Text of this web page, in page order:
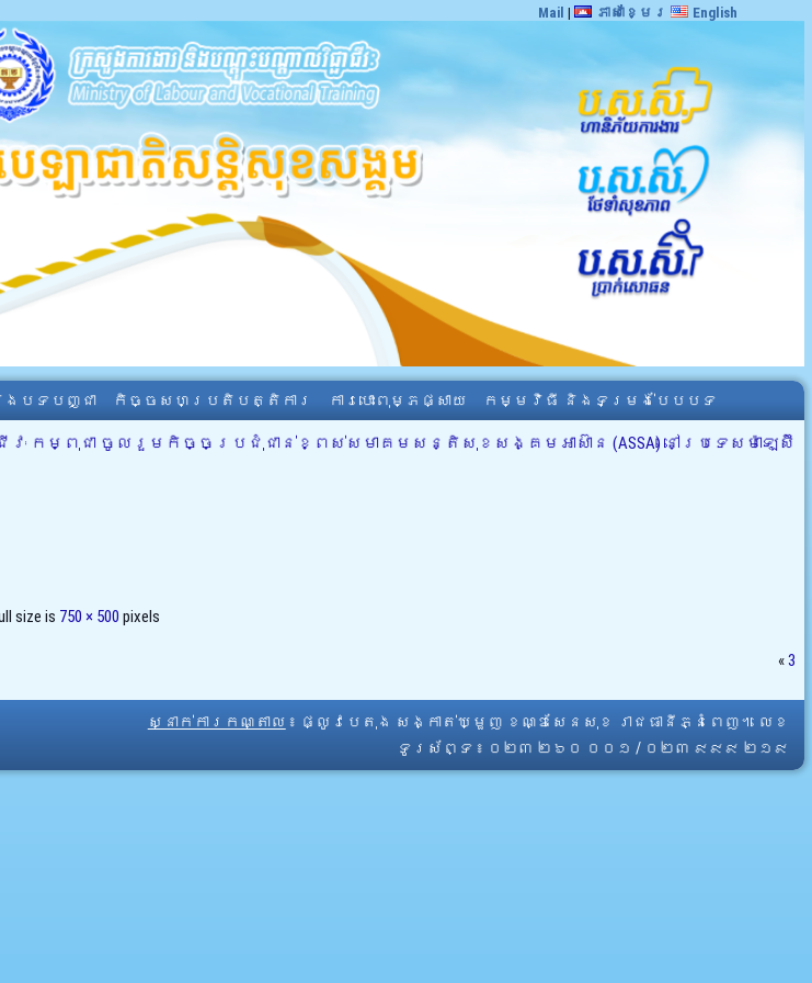
Mail | ភាសាខ្មែរ English
ងបទបញ្ជា កិច្ចសហប្រតិបត្តិការ ការបោះពុម្ភផ្សាយ កម្មវិធី និងទម្រង់បែបបទ
ៈ កម្ពុជា ចូលរួមកិច្ចប្រជុំជាន់ខ្ពស់សមាគមសន្តិសុខសង្គមអាស៊ាន (ASSA) នៅប្រទេសម៉ាឡេស៊ី
size is 750 × 500 pixels
«3
ស្នាក់ការកណ្តាល ៖ ផ្លូវបេតុង សង្កាត់ឃ្មួញ ខណ្ឌសែនសុខ រាជធានីភ្នំពេញ។ លេខ
ទូរស័ព្ទ ៖ ០២៣ ២៦០ ០០១ / ០២៣ ៩៩៩ ២១៩